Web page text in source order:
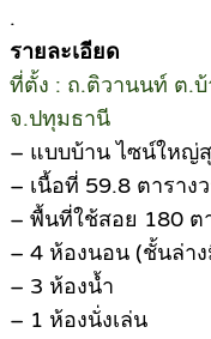
.
รายละเอียด
ที่ตั้ง : ถ.ติวานนท์ ต.
จ.ปทุมธานี
– แบบบ้าน ไซน์ใหญ่
– เนื้อที่ 59.8 ตาราง
– พื้นที่ใช้สอย 180 ต
– 4 ห้องนอน (ชั้นล่า
– 3 ห้องน้ำ
– 1 ห้องนั่งเล่น